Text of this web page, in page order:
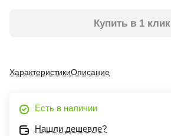
Купить в 1 клик
ХарактеристикиОписание
Есть в наличии
Нашли дешевле?